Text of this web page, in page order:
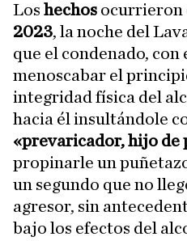
Los hechos ocurrieron
2023, la noche del
que el condenado, con
menoscabar el
integridad física del
hacia él insultándole
«prevaricador, hijo de
propinarle un
un segundo que no
agresor, sin
bajo los efectos del